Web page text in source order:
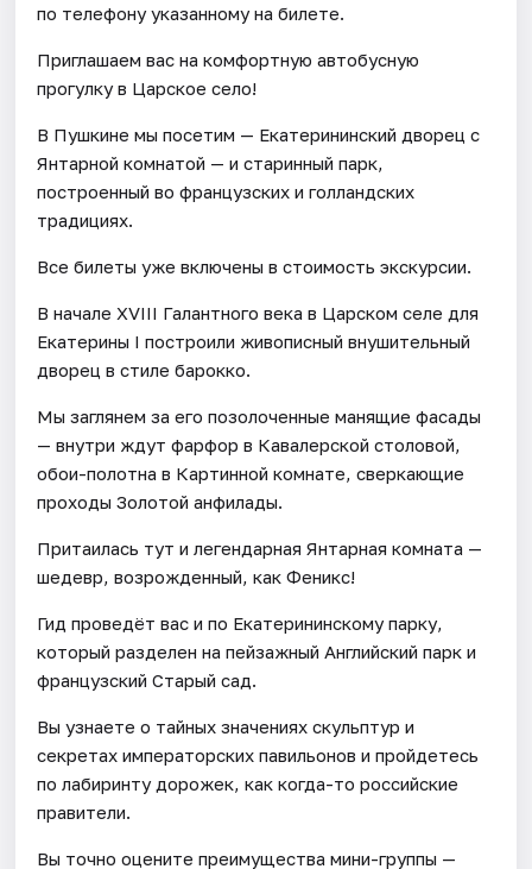
по телефону указанному на билете.
Приглашаем вас на комфортную автобусную
прогулку в Царское село!
В Пушкине мы посетим — Екатерининский дворец с
Янтарной комнатой — и старинный парк,
построенный во французских и голландских
традициях.
Все билеты уже включены в стоимость экскурсии.
В начале XVIII Галантного века в Царском селе для
Екатерины I построили живописный внушительный
дворец в стиле барокко.
Мы заглянем за его позолоченные манящие фасады
— внутри ждут фарфор в Кавалерской столовой,
обои-полотна в Картинной комнате, сверкающие
проходы Золотой анфилады.
Притаилась тут и легендарная Янтарная комната —
шедевр, возрожденный, как Феникс!
Гид проведёт вас и по Екатерининскому парку,
который разделен на пейзажный Английский парк и
французский Старый сад.
Вы узнаете о тайных значениях скульптур и
секретах императорских павильонов и пройдетесь
по лабиринту дорожек, как когда-то российские
правители.
Вы точно оцените преимущества мини-группы —